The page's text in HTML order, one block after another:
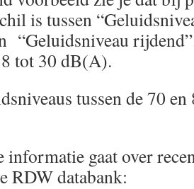
is tussen
“Geluidsniveau
tot 30 dB(A).
tussen de 70
informatie gaat over
RDW databank: